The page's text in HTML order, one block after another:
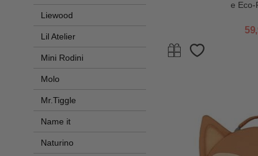
Liewood
Lil Atelier
Mini Rodini
Molo
Mr.Tiggle
Name it
Naturino
e Eco-